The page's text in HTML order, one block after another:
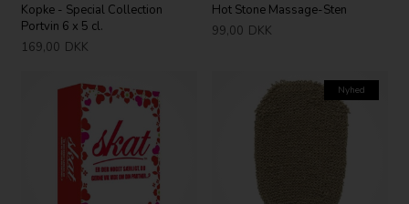
Kopke - Special Collection
Portvin 6 x 5 cl.
169,00 DKK
Hot Stone Massage-Sten
99,00 DKK
Nyhed